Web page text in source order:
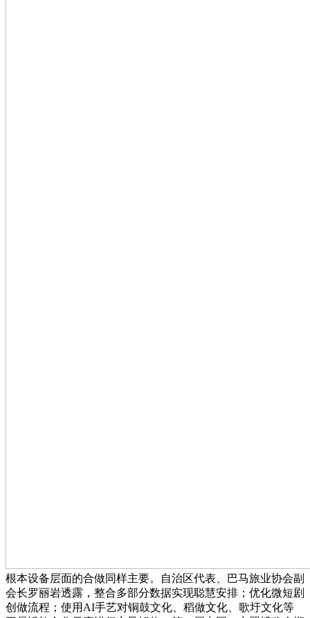
根本设备层面的合做同样主要。自治区代表、巴马旅业协会副
会长罗丽岩透露，整合多部分数据实现聪慧安排；优化微短剧
创做流程；使用AI手艺对铜鼓文化、稻做文化、歌圩文化等